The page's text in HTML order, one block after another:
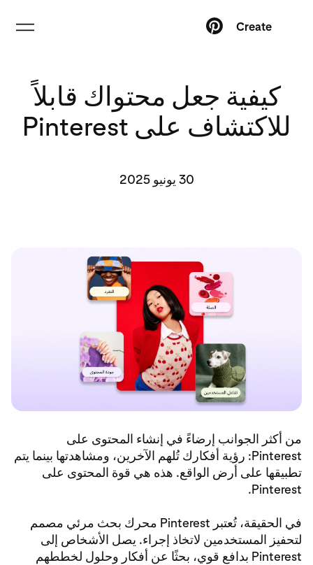
Create
كيفية جعل محتواك قابلاً
للاكتشاف على Pinterest
30 يونيو 2025
من أكثر الجوانب إرضاءً في إنشاء المحتوى على
Pinterest: رؤية أفكارك تُلهم الآخرين، ومشاهدتها بينما يتم
تطبيقها على أرض الواقع. هذه هي قوة المحتوى على
Pinterest.
في الحقيقة، تُعتبر Pinterest محرك بحث مرئي مصمم
لتحفيز المستخدمين لاتخاذ إجراء. يصل الأشخاص إلى
Pinterest بدافع قوي، بحثًا عن أفكار وحلول لخططهم